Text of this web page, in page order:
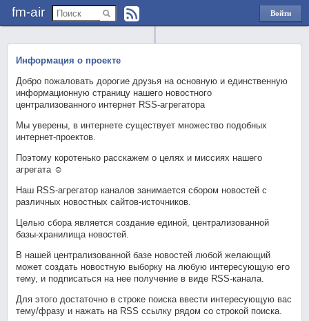
fm-air
Войти
через
Информация о проекте
Добро пожаловать дорогие друзья на основную и единственную
информационную страницу нашего новостного
централизованного интернет RSS-агрегатора
Мы уверены, в интернете существует множество подобных
интернет-проектов.
Поэтому коротенько расскажем о целях и миссиях нашего
агрегата ☺
Наш RSS-агрегатор каналов занимается сбором новостей с
различных новостных сайтов-источников.
Целью сбора является создание единой, централизованной
базы-хранилища новостей.
В нашей централизованной базе новостей любой желающий
может создать новостную выборку на любую интересующую его
тему, и подписаться на нее получение в виде RSS-канала.
Для этого достаточно в строке поиска ввести интересующую вас
тему/фразу и нажать на RSS ссылку рядом со строкой поиска.